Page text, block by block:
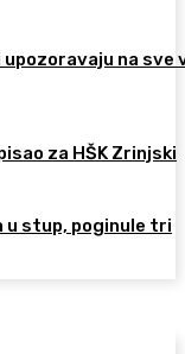
na sve
za HŠK Zrinjski
u stup, poginule tri